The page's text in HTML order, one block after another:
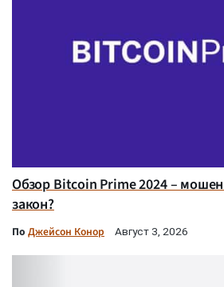
Обзор Bitcoin Prime 2024 –
закон?
По Джейсон Конор Август 3, 2026